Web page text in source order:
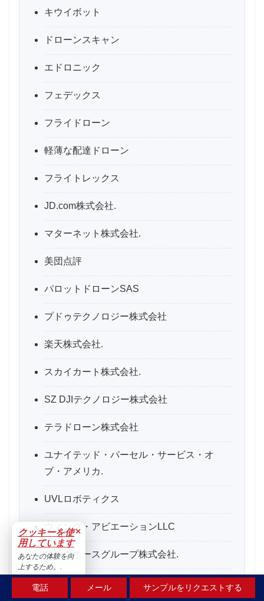
キウイボット
ドローンスキャン
エドロニック
フェデックス
フライドローン
軽薄な配達ドローン
フライトレックス
JD.com株式会社.
マターネット株式会社.
美団点評
パロットドローンSAS
プドゥテクノロジー株式会社
楽天株式会社.
スカイカート株式会社.
SZ DJIテクノロジー株式会社
テラドローン株式会社
ユナイテッド・パーセル・サービス・オ
ブ・アメリカ.
UVLロボティクス
ウィング・アビエーションLLC
ワークホースグループ株式会社.
ユネックインターナショナル
電話 メール サンプルをリクエストする
クッキーを使
用しています
×
あなたの体験を向
上するため。.
受け入れる